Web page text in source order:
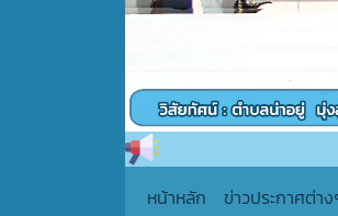
หน้าหลัก ข่าวประกาศต่าง